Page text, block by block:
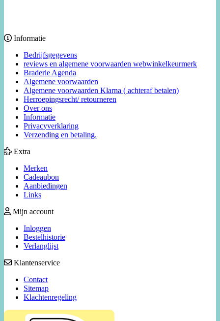
Informatie
Bedrijfsgegevens
reviews en algemene voorwaarden webwinkelkeurmerk
Braderie Agenda
Algemene voorwaarden
Algemene voorwaarden Klarna ( achteraf betalen)
Herroepingsrecht/ retourneren
Over ons
Informatie
Privacyverklaring
Verzending en betaling.
Extra
Merken
Cadeaubon
Aanbiedingen
Links
Mijn account
Inloggen
Bestelhistorie
Verlanglijst
Klantenservice
Contact
Sitemap
Klachtenregeling